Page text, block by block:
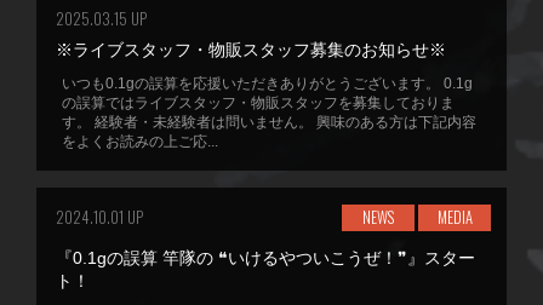
2025.03.15 UP
※ライブスタッフ・物販スタッフ募集のお知らせ※
いつも0.1gの誤算を応援いただきありがとうございます。 0.1g
の誤算ではライブスタッフ・物販スタッフを募集しておりま
す。 経験者・未経験者は問いません。 興味のある方は下記内容
をよくお読みの上ご応...
2024.10.01 UP NEWS MEDIA
『0.1gの誤算 竿隊の ❝いけるやついこうぜ！❞』スター
ト！